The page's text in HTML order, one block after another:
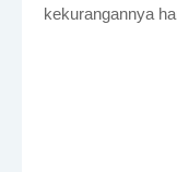
kekurangannya